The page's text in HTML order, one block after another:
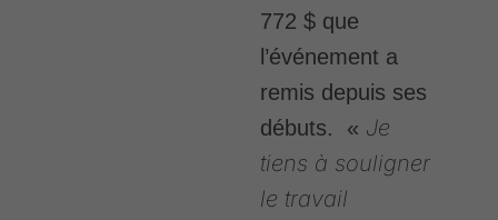
772 $ que
l’événement a
remis depuis ses
débuts. « Je
tiens à souligner
le travail